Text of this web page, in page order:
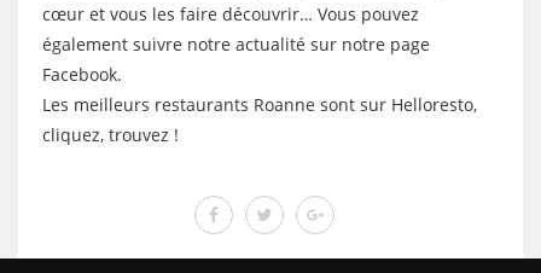
cœur et vous les faire découvrir… Vous pouvez
également suivre notre actualité sur notre page
Facebook.
Les meilleurs restaurants Roanne sont sur Helloresto,
cliquez, trouvez !